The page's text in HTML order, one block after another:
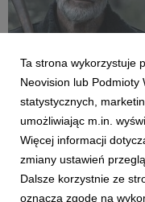
FILMY I SERIALE
Premiera
sezonu „The
dziś w CANAL+
27 lipca 2026
Już dziś polscy fani
zobaczą nowe
Ta strona wykorzystuje
Neovision lub Podmioty
statystycznych,
umożliwiając m.in.
Więcej informacji
zmiany ustawień
Dalsze korzystnie ze
oznacza zgodę na